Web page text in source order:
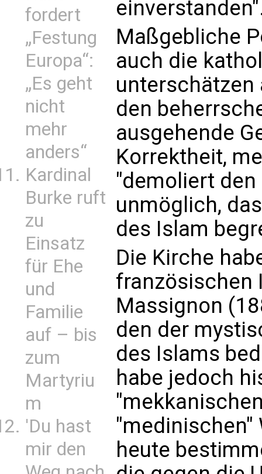
fordert
„Festung
Europa“:
„Es geht
nicht
mehr
anders“
Kardinal
Burke ruft
zu
Einsatz
für Ehe
und
Familie
auf – bis
zum
Martyriu
m
'Du hast
mir den
Maßgebliche
auch die
unterschätzen
den
ausgehende
Korrektheit,
"demoliert
unmöglich,
des Islam
Die Kirche
französischen
Massignon
den der
des Islams
habe jedoch
"medinischen"
heute